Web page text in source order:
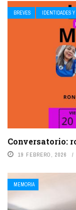
BREVES IDENTIDADES
Conversatorio:
19 FEBRERO, 2026
MEMORIA